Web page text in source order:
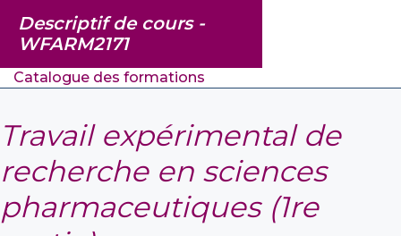
Descriptif de cours -
WFARM2171
Catalogue des formations
Travail expérimental de
recherche en sciences
pharmaceutiques (1re